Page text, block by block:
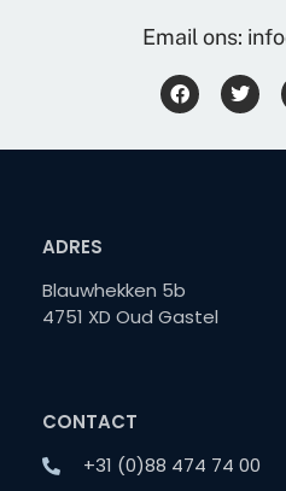
Email ons:
ADRES
Blauwhekken 5b
4751 XD Oud Gastel
CONTACT
+31 (0)88 474 74 00